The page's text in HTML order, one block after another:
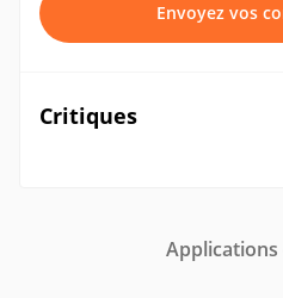
Envoyez vos
Critiques
Applications